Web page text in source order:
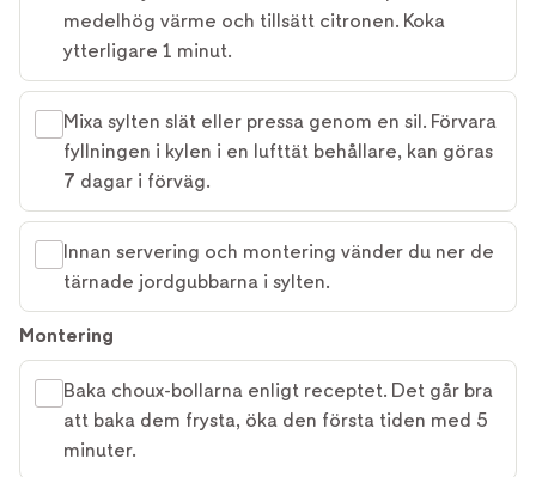
medelhög värme och tillsätt citronen. Koka
ytterligare 1 minut.
Mixa sylten slät eller pressa genom en sil. Förvara
fyllningen i kylen i en lufttät behållare, kan göras
7 dagar i förväg.
Innan servering och montering vänder du ner de
tärnade jordgubbarna i sylten.
Montering
Baka choux-bollarna enligt receptet. Det går bra
att baka dem frysta, öka den första tiden med 5
minuter.